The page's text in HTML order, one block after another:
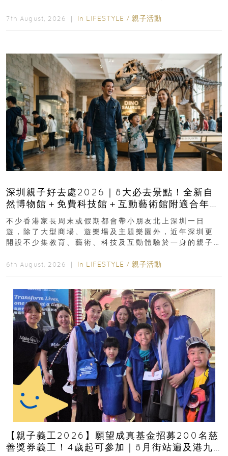
7th August, 2026 ｜ In LIFESTYLE / 親子活動
深圳親子好去處2026｜8大必去景點！全新自
然博物館＋免費科技館＋互動藝術館附適合年
齡、交通、門票、開放時間
不少香港家長周末或假期都會帶小朋友北上深圳一日
遊，除了大型商場、遊樂場及主題樂園外，近年深圳更
開設不少集教育、藝術、科技及互動體驗於一身的親子
6th August, 2026 ｜ In LIFESTYLE / 親子活動
【親子義工2026】願望成真基金招募200名慈
善獎券義工！4歲起可參加｜8月街站遍及港九